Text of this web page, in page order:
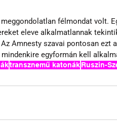
félmondat volt.
eleve alkalmatlannak
Amnesty szavai pontosan ezt
egyformán kell
transznemű katonák Ruszin-